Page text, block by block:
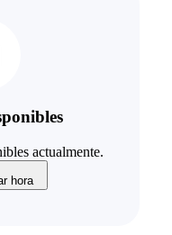
actualmente.
hora